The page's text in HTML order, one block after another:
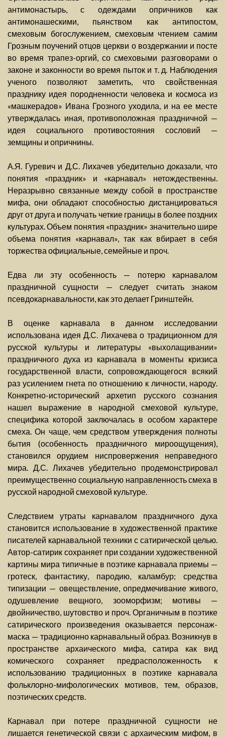
антимонастырь, с одеждами опричников как
антимонашескими, пьянством как антипостом,
смеховым богослужением, смеховым чтением самим
Грозным поучений отцов церкви о воздержании и посте
во время трапез-оргий, со смеховыми разговорами о
законе и законности во время пыток и т. д. Наблюдения
ученого позволяют заметить, что свойственная
празднику идея породненности человека и космоса из
«машкерадов» Ивана Грозного уходила, и на ее месте
утверждалась иная, противоположная праздничной —
идея социального противостояния сословий —
земщины и опричнины.
А.Я. Гуревич и Д.С. Лихачев убедительно доказали, что
понятия «праздник» и «карнавал» нетождественны.
Неразрывно связанные между собой в пространстве
мифа, они обладают способностью дистанцироваться
друг от друга и получать четкие границы в более поздних
культурах. Объем понятия «праздник» значительно шире
объема понятия «карнавал», так как вбирает в себя
торжества официальные, семейные и проч.
Едва ли эту особенность — потерю карнавалом
праздничной сущности — следует считать знаком
псевдокарнавальности, как это делает Гринштейн.
В оценке карнавала в данном исследовании
использована идея Д.С. Лихачева о традиционном для
русской культуры и литературы «выхолащивании»
праздничного духа из карнавала в моменты кризиса
государственной власти, сопровождающегося всякий
раз усилением гнета по отношению к личности, народу.
Конкретно-исторический архетип русского сознания
нашел выражение в народной смеховой культуре,
специфика которой заключалась в особом характере
смеха. Он чаще, чем средством утверждения полноты
бытия (особенность праздничного мироощущения),
становился орудием ниспровержения неправедного
мира. Д.С. Лихачев убедительно продемонстрировал
преимущественно социальную направленность смеха в
русской народной смеховой культуре.
Следствием утраты карнавалом праздничного духа
становится использование в художественной практике
писателей карнавальной техники с сатирической целью.
Автор-сатирик сохраняет при создании художественной
картины мира типичные в поэтике карнавала приемы —
гротеск, фантастику, пародию, каламбур; средства
типизации — овеществление, опредмечивание живого,
одушевление вещного, зооморфизм; мотивы —
двойничество, шутовство и проч. Органичным в поэтике
сатирического произведения оказывается персонаж-
маска — традиционно карнавальный образ. Возникнув в
пространстве архаического мифа, сатира как вид
комического сохраняет предрасположенность к
использованию традиционных в поэтике карнавала
фольклорно-мифологических мотивов, тем, образов,
поэтических средств.
Карнавал при потере праздничной сущности не
лишается генетической связи с архаическим мифом, в